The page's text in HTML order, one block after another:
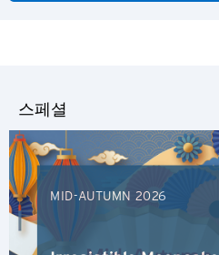
스페셜
MID-AUTUMN 2026